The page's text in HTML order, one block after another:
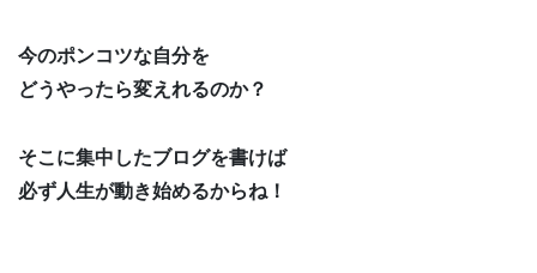
今のポンコツな自分を
どうやったら変えれるのか？
そこに集中したブログを書けば
必ず人生が動き始めるからね！